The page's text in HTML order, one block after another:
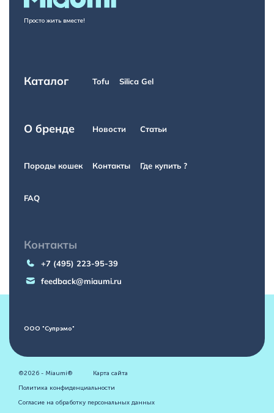
Просто жить вместе!
Каталог Tofu Silica Gel
О бренде Новости Статьи
Породы кошек Контакты Где купить ?
FAQ
Контакты
+7 (495) 223-95-39
feedback@miaumi.ru
ООО "Супрэмо"
©2026 - Miaumi®
Карта сайта
Политика конфиденциальности
Согласие на обработку персональных данных